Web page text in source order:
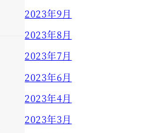
2023年9月
2023年8月
2023年7月
2023年6月
2023年4月
2023年3月